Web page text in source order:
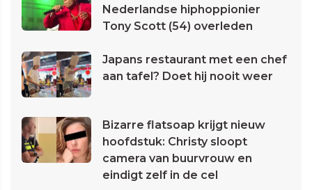
Nederlandse hiphoppionier
Tony Scott (54) overleden
Japans restaurant met een chef
aan tafel? Doet hij nooit weer
Bizarre flatsoap krijgt nieuw
hoofdstuk: Christy sloopt
camera van buurvrouw en
eindigt zelf in de cel